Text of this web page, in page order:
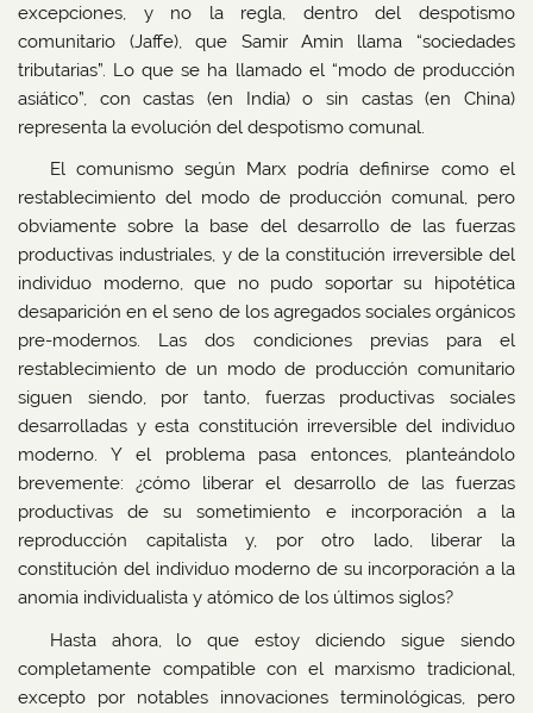
excepciones, y no la regla, dentro del despotismo
comunitario (Jaffe), que Samir Amin llama “sociedades
tributarias”. Lo que se ha llamado el “modo de producción
asiático”, con castas (en India) o sin castas (en China)
representa la evolución del despotismo comunal.
El comunismo según Marx podría definirse como el
restablecimiento del modo de producción comunal, pero
obviamente sobre la base del desarrollo de las fuerzas
productivas industriales, y de la constitución irreversible del
individuo moderno, que no pudo soportar su hipotética
desaparición en el seno de los agregados sociales orgánicos
pre-modernos. Las dos condiciones previas para el
restablecimiento de un modo de producción comunitario
siguen siendo, por tanto, fuerzas productivas sociales
desarrolladas y esta constitución irreversible del individuo
moderno. Y el problema pasa entonces, planteándolo
brevemente: ¿cómo liberar el desarrollo de las fuerzas
productivas de su sometimiento e incorporación a la
reproducción capitalista y, por otro lado, liberar la
constitución del individuo moderno de su incorporación a la
anomia individualista y atómico de los últimos siglos?
Hasta ahora, lo que estoy diciendo sigue siendo
completamente compatible con el marxismo tradicional,
excepto por notables innovaciones terminológicas, pero